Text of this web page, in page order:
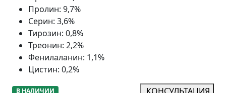
Пролин: 9,7%
Серин: 3,6%
Тирозин: 0,8%
Треонин: 2,2%
Фенилаланин: 1,1%
Цистин: 0,2%
В НАЛИЧИИ